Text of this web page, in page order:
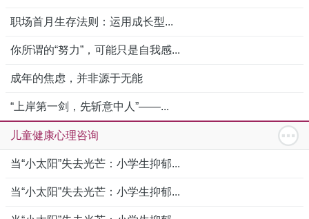
职场首月生存法则：运用成长型...
你所谓的“努力”，可能只是自我感...
成年的焦虑，并非源于无能
“上岸第一剑，先斩意中人”——...
儿童健康心理咨询
当“小太阳”失去光芒：小学生抑郁...
当“小太阳”失去光芒：小学生抑郁...